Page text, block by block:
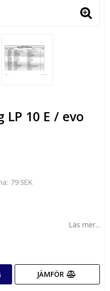
10 E / evo
79 SEK
Läs mer...
JÄMFÖR